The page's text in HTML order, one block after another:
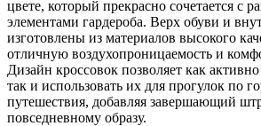
цвете, который прекрасно сочетается с
элементами гардероба. Верх обуви и
изготовлены из материалов высокого
отличную воздухопроницаемость и
Дизайн кроссовок позволяет как
так и использовать их для прогулок по
путешествия, добавляя завершающий
повседневному образу.